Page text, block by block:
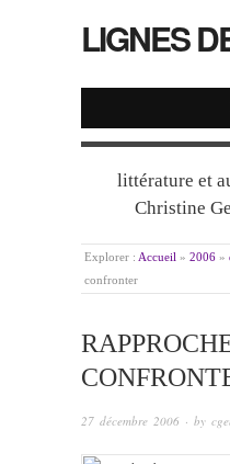
LIGNES
littérature et
Christine
Explorer : Accueil » 2006 »
confronter
27 décembre 2006 · by